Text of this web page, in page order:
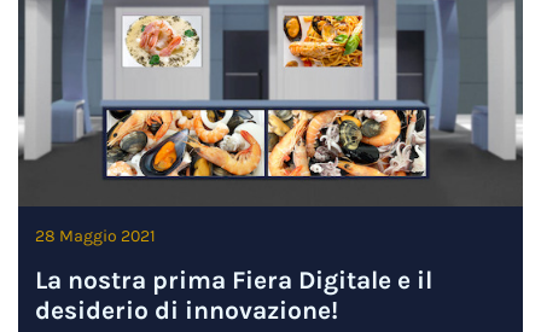
28 Maggio 2021
La nostra prima Fiera Digitale e il
desiderio di innovazione!